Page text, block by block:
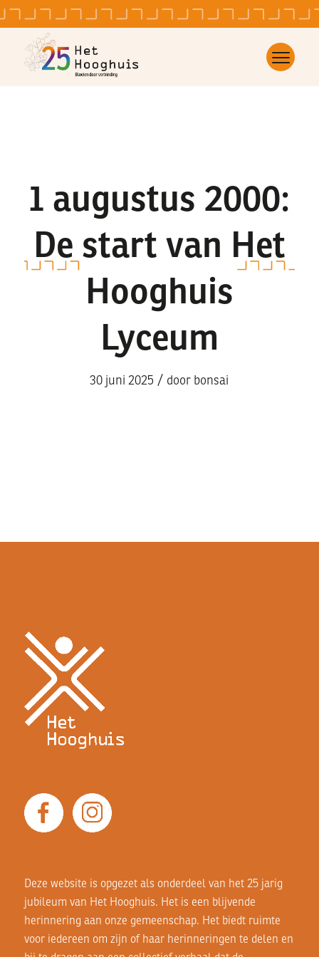
1 augustus 2000:
De start van Het
Hooghuis
Lyceum
30 juni 2025 / door bonsai
Deze website is opgezet als onderdeel van het 25 jarig
jubileum van Het Hooghuis. Het is een blijvende
herinnering aan onze gemeenschap. Het biedt ruimte
voor iedereen om zijn of haar herinneringen te delen en